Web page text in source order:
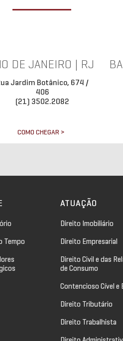
DE JANEIRO | RJ
Jardim Botânico, 674 /
406
(21) 3502.2082
COMO CHEGAR >
Tempo
ATUAÇÃO
Direito Imobiliário
Direito Empresarial
Direito Civil e das
de Consumo
Contencioso Cível e
Direito Tributário
Direito Trabalhista